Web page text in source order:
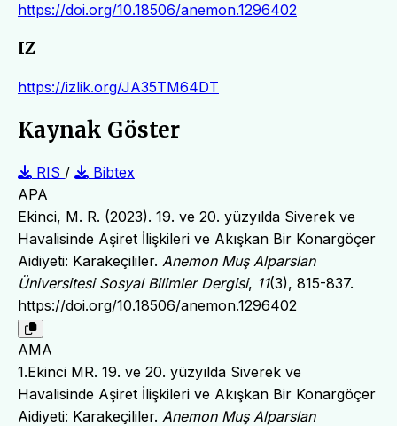
https://doi.org/10.18506/anemon.1296402
IZ
https://izlik.org/JA35TM64DT
Kaynak Göster
RIS /
Bibtex
APA
Ekinci, M. R. (2023). 19. ve 20. yüzyılda Siverek ve
Havalisinde Aşiret İlişkileri ve Akışkan Bir Konargöçer
Aidiyeti: Karakeçililer. Anemon Muş Alparslan
Üniversitesi Sosyal Bilimler Dergisi, 11(3), 815-837.
https://doi.org/10.18506/anemon.1296402
AMA
1.Ekinci MR. 19. ve 20. yüzyılda Siverek ve
Havalisinde Aşiret İlişkileri ve Akışkan Bir Konargöçer
Aidiyeti: Karakeçililer. Anemon Muş Alparslan